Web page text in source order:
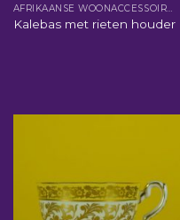
AFRIKAANSE WOONACCESSOIRES
Kalebas met rieten houder